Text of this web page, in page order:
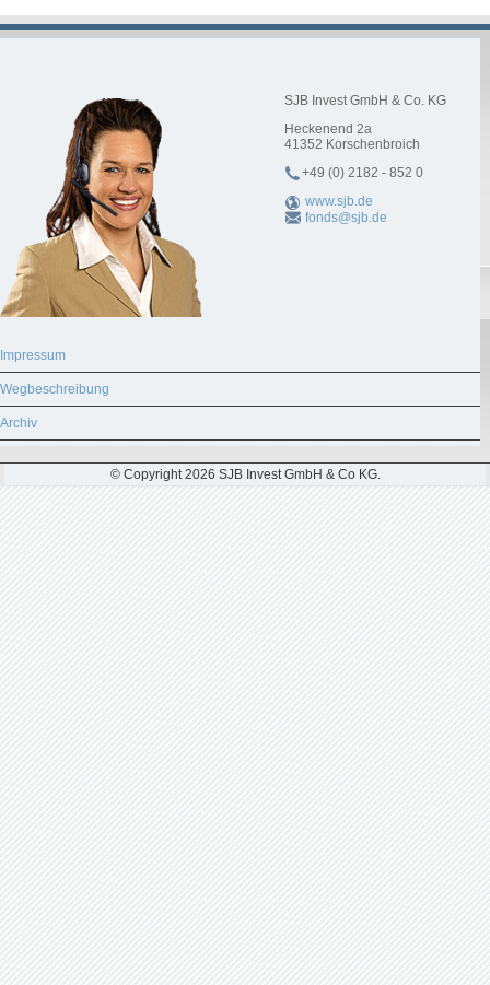
SJB Invest GmbH & Co. KG
Heckenend 2a
41352 Korschenbroich
+49 (0) 2182 - 852 0
www.sjb.de
fonds@sjb.de
Impressum
Wegbeschreibung
Archiv
© Copyright 2026 SJB Invest GmbH & Co KG.